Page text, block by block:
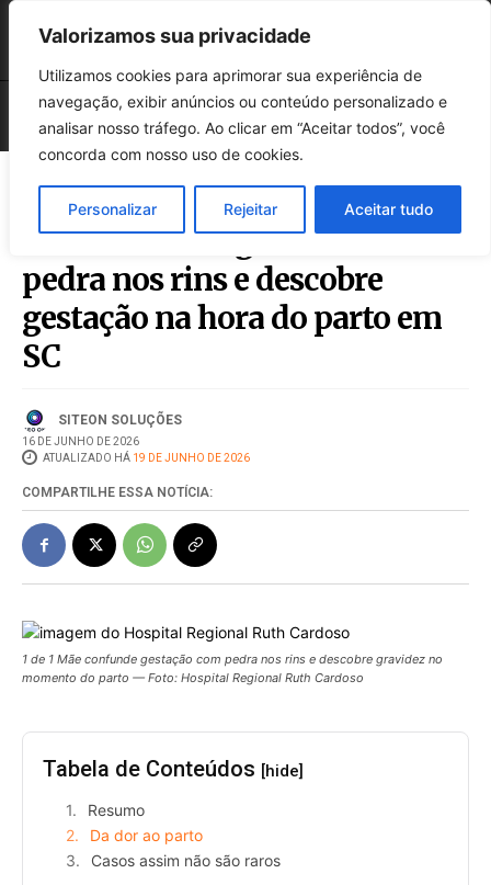
Valorizamos sua privacidade
Utilizamos cookies para aprimorar sua experiência de
navegação, exibir anúncios ou conteúdo personalizado e
analisar nosso tráfego. Ao clicar em “Aceitar todos”, você
concorda com nosso uso de cookies.
Personalizar Rejeitar Aceitar tudo
Mãe confunde gravidez com
pedra nos rins e descobre
gestação na hora do parto em
SC
SITEON SOLUÇÕES
16 DE JUNHO DE 2026
ATUALIZADO HÁ 19 DE JUNHO DE 2026
COMPARTILHE ESSA NOTÍCIA:
1 de 1 Mãe confunde gestação com pedra nos rins e descobre gravidez no
momento do parto — Foto: Hospital Regional Ruth Cardoso
Tabela de Conteúdos [hide]
Resumo
Da dor ao parto
Casos assim não são raros